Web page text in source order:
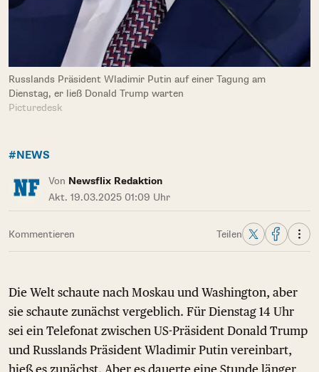
Russlands Präsident Wladimir Putin auf einer Tagung am
Dienstag, er ließ Donald Trump warten
Picturedesk
#NEWS
Von Newsflix Redaktion
Akt. 19.03.2025 01:09 Uhr
Kommentieren Teilen
Die Welt schaute nach Moskau und Washington, aber
sie schaute zunächst vergeblich. Für Dienstag 14 Uhr
sei ein Telefonat zwischen US-Präsident Donald Trump
und Russlands Präsident Wladimir Putin vereinbart,
hieß es zunächst. Aber es dauerte eine Stunde länger,